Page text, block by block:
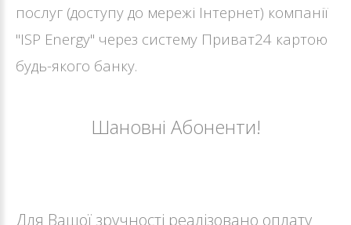
послуг (доступу до мережі Інтернет) компанії
"ISP Energy" через систему Приват24 картою
будь-якого банку.
Шановні Абоненти!
Для Вашої зручності реалізовано оплату